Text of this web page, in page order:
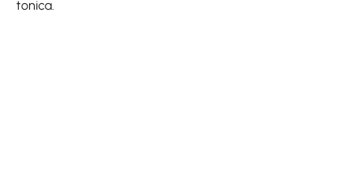
tonica.